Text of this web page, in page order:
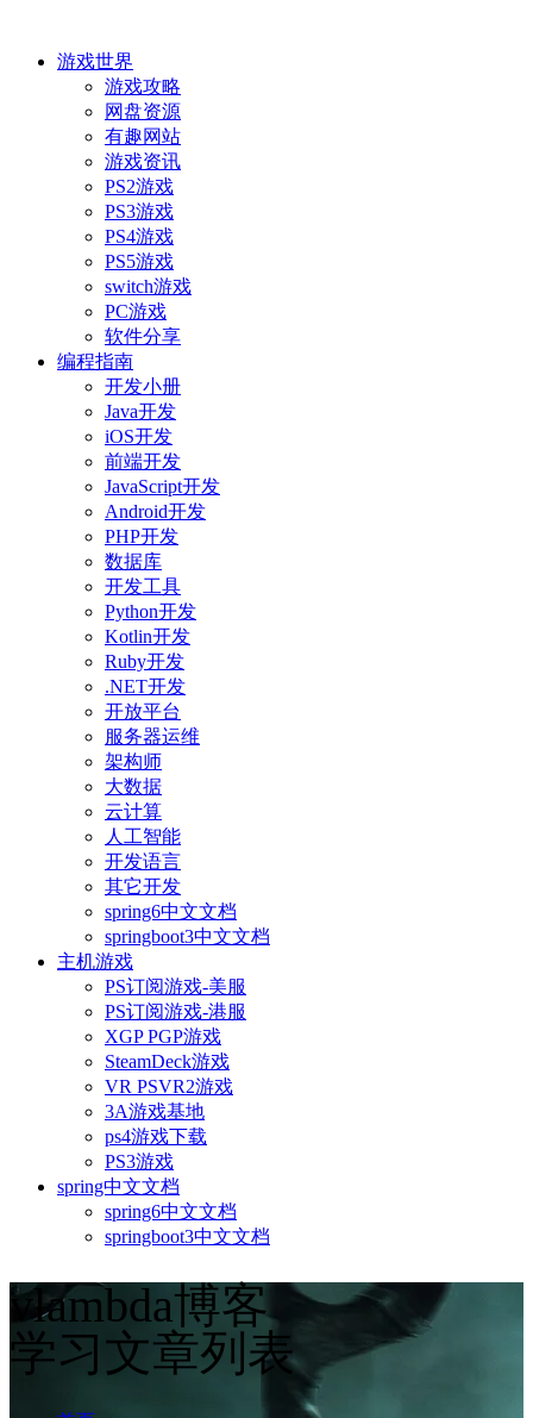
游戏世界
游戏攻略
网盘资源
有趣网站
游戏资讯
PS2游戏
PS3游戏
PS4游戏
PS5游戏
switch游戏
PC游戏
软件分享
编程指南
开发小册
Java开发
iOS开发
前端开发
JavaScript开发
Android开发
PHP开发
数据库
开发工具
Python开发
Kotlin开发
Ruby开发
.NET开发
开放平台
服务器运维
架构师
大数据
云计算
人工智能
开发语言
其它开发
spring6中文文档
springboot3中文文档
主机游戏
PS订阅游戏-美服
PS订阅游戏-港服
XGP PGP游戏
SteamDeck游戏
VR PSVR2游戏
3A游戏基地
ps4游戏下载
PS3游戏
spring中文文档
spring6中文文档
springboot3中文文档
vlambda博客
学习文章列表